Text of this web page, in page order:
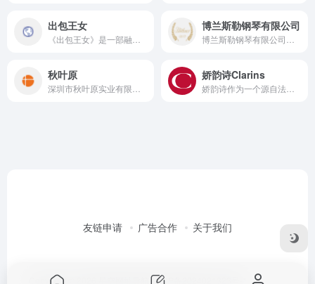
出包王女 博兰斯勒钢琴有限公司
秋叶原 娇韵诗Clarins
友链申请 广告合作 关于我们
Copyright © 2026 桂ICP备2024021323号-1